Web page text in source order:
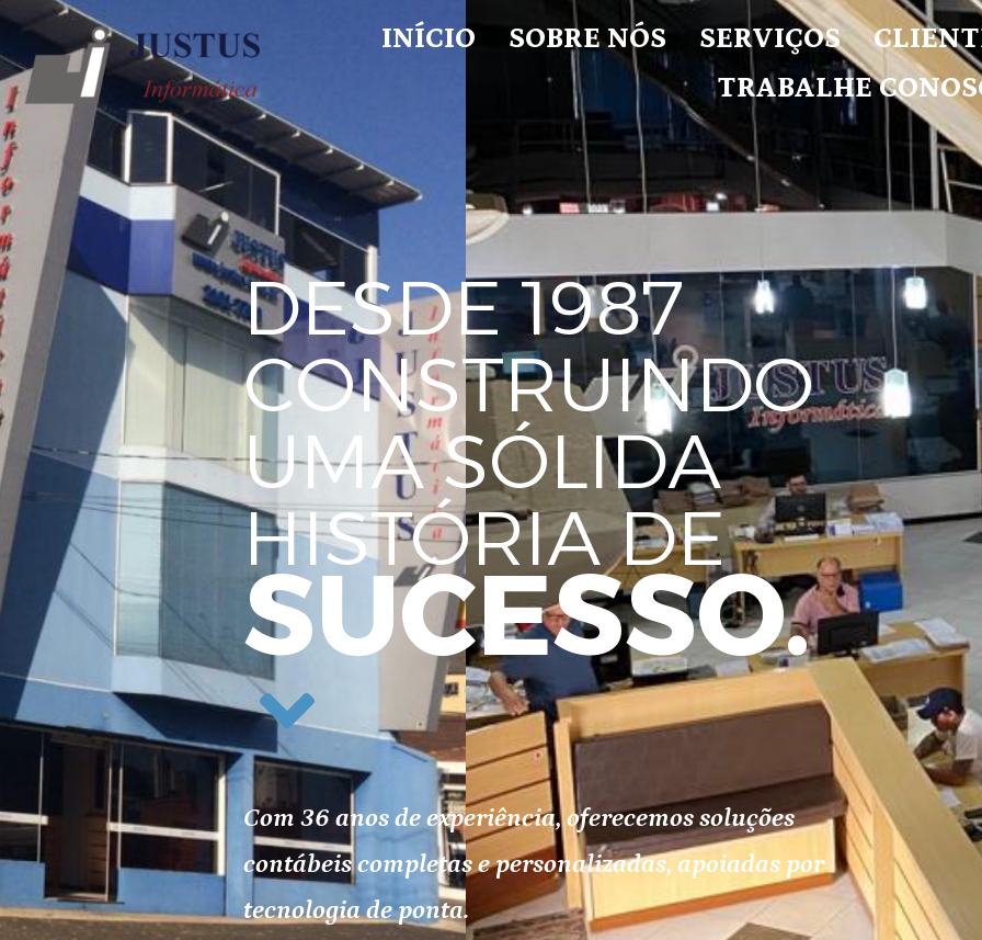
INÍCIO SOBRE NÓS SERVIÇOS
TRABALHE
DESDE 1987
CONSTRUINDO
UMA SÓLIDA
HISTÓRIA DE
SUCESSO.
Com 36 anos de experiência, oferecemos soluções
contábeis completas e personalizadas, apoiadas por
tecnologia de ponta.